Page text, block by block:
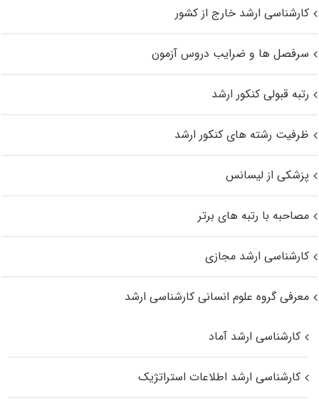
کارشناسی ارشد خارج از کشور
سرفصل ها و ضرایب دروس آزمون
رتبه قبولی کنکور ارشد
ظرفیت رشته های کنکور ارشد
پزشکی از لیسانس
مصاحبه با رتبه های برتر
کارشناسی ارشد مجازی
معرفی گروه علوم انسانی کارشناسی ارشد
کارشناسی ارشد آماد
کارشناسی ارشد اطلاعات استراتژیک